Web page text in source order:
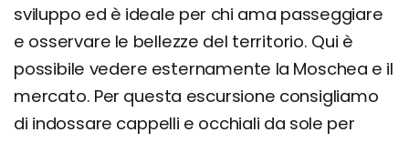
sviluppo ed è ideale per chi ama passeggiare
e osservare le bellezze del territorio. Qui è
possibile vedere esternamente la Moschea e il
mercato. Per questa escursione consigliamo
di indossare cappelli e occhiali da sole per